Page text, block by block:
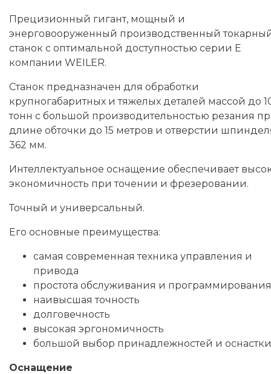
Прецизионный гигант, мощный и
энерговооруженный производственный
станок с оптимальной доступностью серии Е
компании WEILER.
Станок предназначен для обработки
крупногабаритных и тяжелых деталей массой до
тонн с большой производительностью резания
длине обточки до 15 метров и отверстии
362 мм.
Интеллектуальное оснащение обеспечивает
экономичность при точении и фрезеровании.
Точный и универсальный.
Его основные преимущества:
самая современная техника управления и
привода
простота обслуживания и программирования
наивысшая точность
долговечность
высокая эргономичность
большой выбор принадлежностей и оснастки
Оснащение